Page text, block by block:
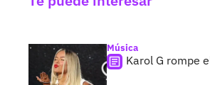
Música
Karol G rompe